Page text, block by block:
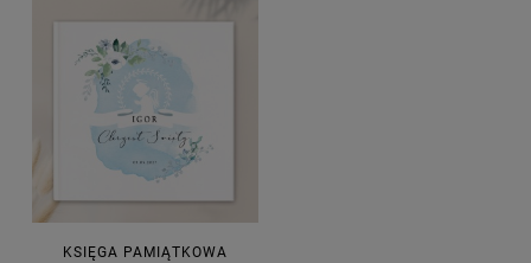
KSIĘGA PAMIĄTKOWA